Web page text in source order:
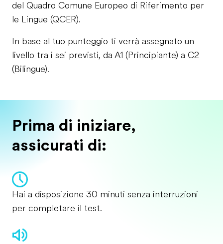
del Quadro Comune Europeo di Riferimento per
le Lingue (QCER).
In base al tuo punteggio ti verrà assegnato un
livello tra i sei previsti, da A1 (Principiante) a C2
(Bilingue).
Prima di iniziare,
assicurati di:
Hai a disposizione 30 minuti senza interruzioni
per completare il test.